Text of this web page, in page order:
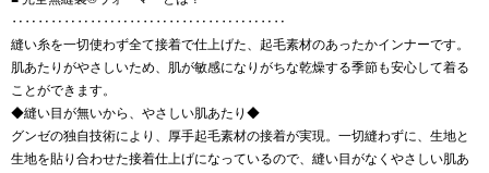
‥‥‥‥‥‥‥‥‥‥‥‥‥‥‥‥‥‥‥‥‥
縫い糸を一切使わず全て接着で仕上げた、起毛素材のあったかインナーです。
肌あたりがやさしいため、肌が敏感になりがちな乾燥する季節も安心して着る
ことができます。
◆縫い目が無いから、やさしい肌あたり◆
グンゼの独自技術により、厚手起毛素材の接着が実現。一切縫わずに、生地と
生地を貼り合わせた接着仕上げになっているので、縫い目がなくやさしい肌あ